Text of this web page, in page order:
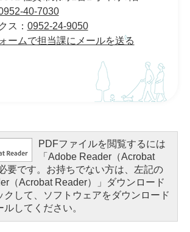
40-7030
ス： 0952-24-9050
ームで担当課にメールを送る
PDFファイルを閲覧するには
「Adobe Reader（Acrobat
要です。お持ちでない方は、左記の
（Acrobat Reader）」ダウンロード
クして、ソフトウェアをダウンロード
してください。